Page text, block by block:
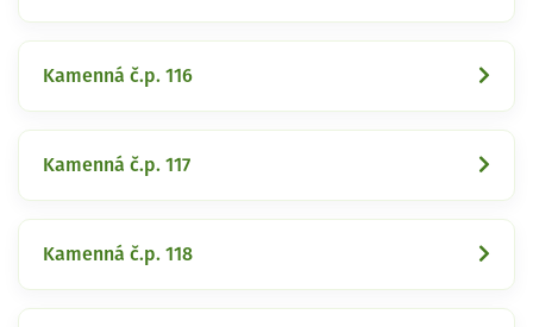
Kamenná č.p. 116
Kamenná č.p. 117
Kamenná č.p. 118